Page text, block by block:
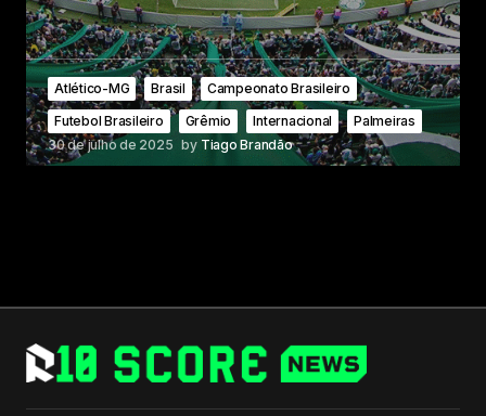
Atlético-MG Brasil
Campeonato Brasileiro
Futebol Brasileiro
Grêmio Internacional
Palmeiras
30 de julho de 2025 by Tiago Brandão